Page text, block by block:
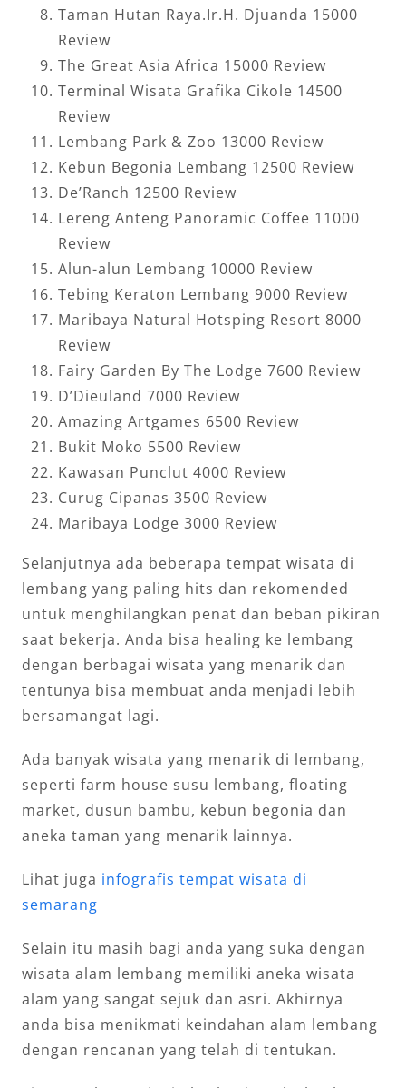
Taman Hutan Raya.Ir.H. Djuanda 15000
Review
The Great Asia Africa 15000 Review
Terminal Wisata Grafika Cikole 14500
Review
Lembang Park & Zoo 13000 Review
Kebun Begonia Lembang 12500 Review
De’Ranch 12500 Review
Lereng Anteng Panoramic Coffee 11000
Review
Alun-alun Lembang 10000 Review
Tebing Keraton Lembang 9000 Review
Maribaya Natural Hotsping Resort 8000
Review
Fairy Garden By The Lodge 7600 Review
D’Dieuland 7000 Review
Amazing Artgames 6500 Review
Bukit Moko 5500 Review
Kawasan Punclut 4000 Review
Curug Cipanas 3500 Review
Maribaya Lodge 3000 Review
Selanjutnya ada beberapa tempat wisata di
lembang yang paling hits dan rekomended
untuk menghilangkan penat dan beban pikiran
saat bekerja. Anda bisa healing ke lembang
dengan berbagai wisata yang menarik dan
tentunya bisa membuat anda menjadi lebih
bersamangat lagi.
Ada banyak wisata yang menarik di lembang,
seperti farm house susu lembang, floating
market, dusun bambu, kebun begonia dan
aneka taman yang menarik lainnya.
Lihat juga infografis tempat wisata di
semarang
Selain itu masih bagi anda yang suka dengan
wisata alam lembang memiliki aneka wisata
alam yang sangat sejuk dan asri. Akhirnya
anda bisa menikmati keindahan alam lembang
dengan rencanan yang telah di tentukan.